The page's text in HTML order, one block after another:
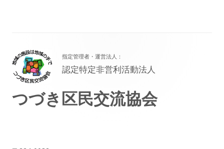
ッ
タ
ー・
指定管理者・運営法人：
認定特定非営利活動法人
つづき区民交流協会